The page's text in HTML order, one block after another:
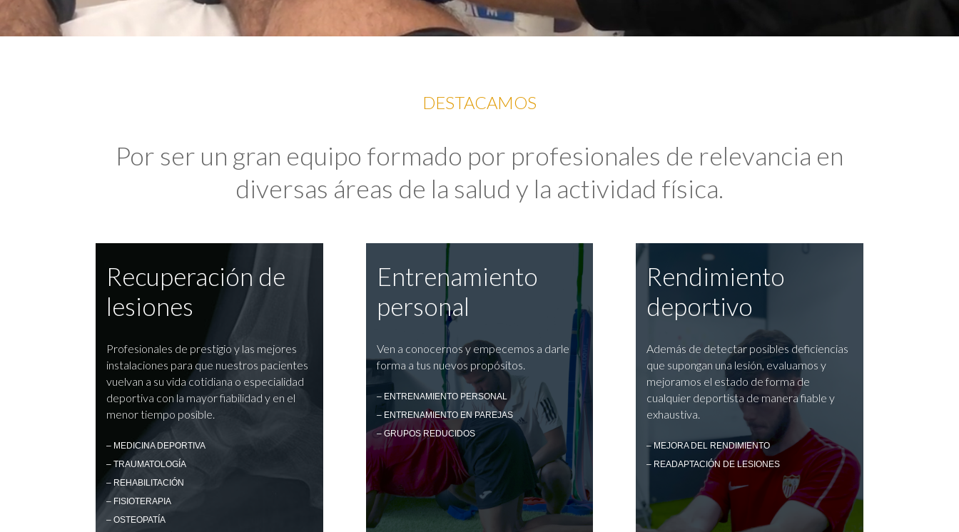
DESTACAMOS
Por ser un gran equipo formado por profesionales de relevancia en
diversas áreas de la salud y la actividad física.
Recuperación de
lesiones
Profesionales de prestigio y las mejores
instalaciones para que nuestros pacientes
vuelvan a su vida cotidiana o especialidad
deportiva con la mayor fiabilidad y en el
menor tiempo posible.
– MEDICINA DEPORTIVA
– TRAUMATOLOGÍA
– REHABILITACIÓN
– FISIOTERAPIA
– OSTEOPATÍA
Entrenamiento
personal
Ven a conocernos y empecemos a darle
forma a tus nuevos propósitos.
– ENTRENAMIENTO PERSONAL
– ENTRENAMIENTO EN PAREJAS
– GRUPOS REDUCIDOS
Rendimiento
deportivo
Además de detectar posibles deficiencias
que supongan una lesión, evaluamos y
mejoramos el estado de forma de
cualquier deportista de manera fiable y
exhaustiva.
– MEJORA DEL RENDIMIENTO
– READAPTACIÓN DE LESIONES